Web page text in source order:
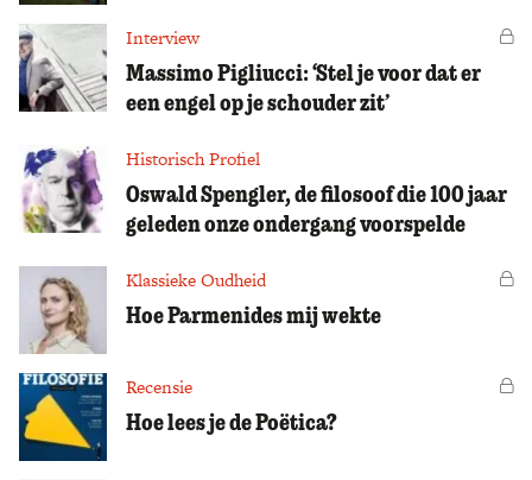
Interview
Massimo Pigliucci: ‘Stel je voor dat er
een engel op je schouder zit’
Historisch Profiel
Oswald Spengler, de filosoof die 100 jaar
geleden onze ondergang voorspelde
Klassieke Oudheid
Hoe Parmenides mij wekte
Recensie
Hoe lees je de Poëtica?